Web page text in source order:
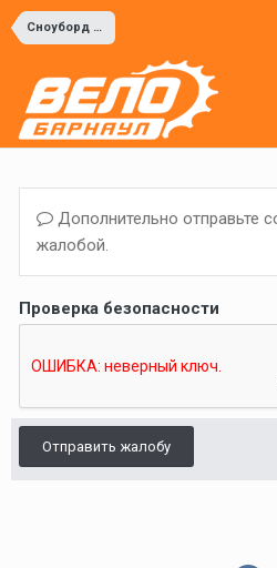
Сноуборд и Горные лыжи
Дополнительно отправьте
жалобой.
Проверка безопасности
Отправить жалобу